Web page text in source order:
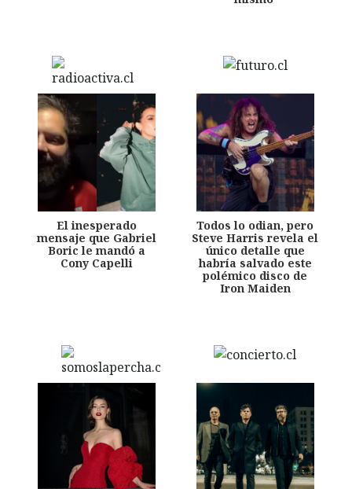
El inesperado
mensaje que Gabriel
Boric le mandó a
Cony Capelli
Todos lo odian, pero
Steve Harris revela el
único detalle que
habría salvado este
polémico disco de
Iron Maiden